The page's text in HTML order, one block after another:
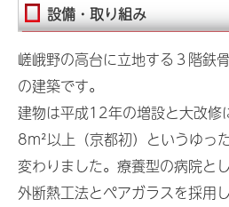
設備・取り組み
嵯峨野の高台に立地する３階鉄
の建築です。
建物は平成12年の増設と大改修
8m²以上（京都初）というゆっ
変わりました。療養型の病院と
外断熱工法とペアガラスを採用